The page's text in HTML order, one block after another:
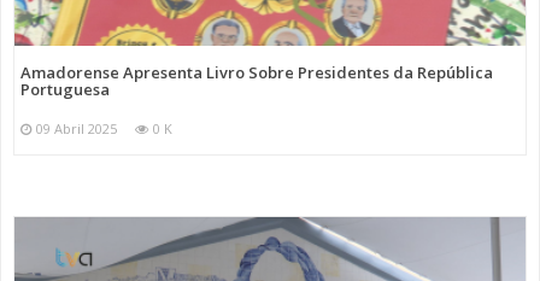
Amadorense Apresenta Livro Sobre Presidentes da República
Portuguesa
09 Abril 2025 0 K